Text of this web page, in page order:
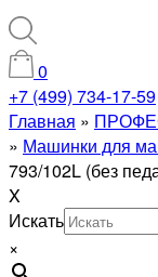
0
+7 (499) 734-17-59
Главная »
» Машинки для
793/102L (без
X
Искать
×